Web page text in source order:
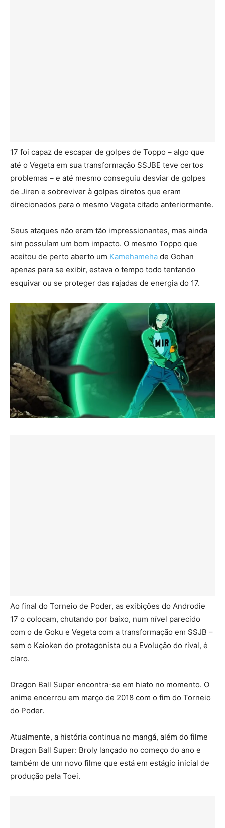
17 foi capaz de escapar de golpes de Toppo – algo que
até o Vegeta em sua transformação SSJBE teve certos
problemas – e até mesmo conseguiu desviar de golpes
de Jiren e sobreviver à golpes diretos que eram
direcionados para o mesmo Vegeta citado anteriormente.
Seus ataques não eram tão impressionantes, mas ainda
sim possuíam um bom impacto. O mesmo Toppo que
aceitou de perto aberto um Kamehameha de Gohan
apenas para se exibir, estava o tempo todo tentando
esquivar ou se proteger das rajadas de energia do 17.
Ao final do Torneio de Poder, as exibições do Androdie
17 o colocam, chutando por baixo, num nível parecido
com o de Goku e Vegeta com a transformação em SSJB –
sem o Kaioken do protagonista ou a Evolução do rival, é
claro.
Dragon Ball Super encontra-se em hiato no momento. O
anime encerrou em março de 2018 com o fim do Torneio
do Poder.
Atualmente, a história continua no mangá, além do filme
Dragon Ball Super: Broly lançado no começo do ano e
também de um novo filme que está em estágio inicial de
produção pela Toei.